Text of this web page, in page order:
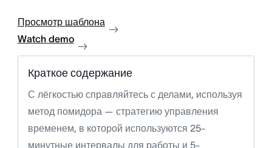
Просмотр шаблона
Watch demo
Краткое содержание
С лёгкостью справляйтесь с делами, используя
метод помидора — стратегию управления
временем, в которой используются 25-
минутные интервалы для работы и 5-